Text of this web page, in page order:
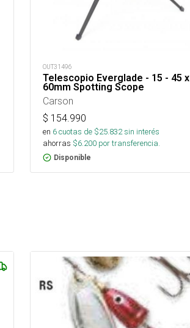
OUT31496
Telescopio Everglade - 15 - 45 x
60mm Spotting Scope
Carson
$ 154.990
en 6cuotas de $25.832sin interés
ahorras $6.200 por transferencia.
Disponible